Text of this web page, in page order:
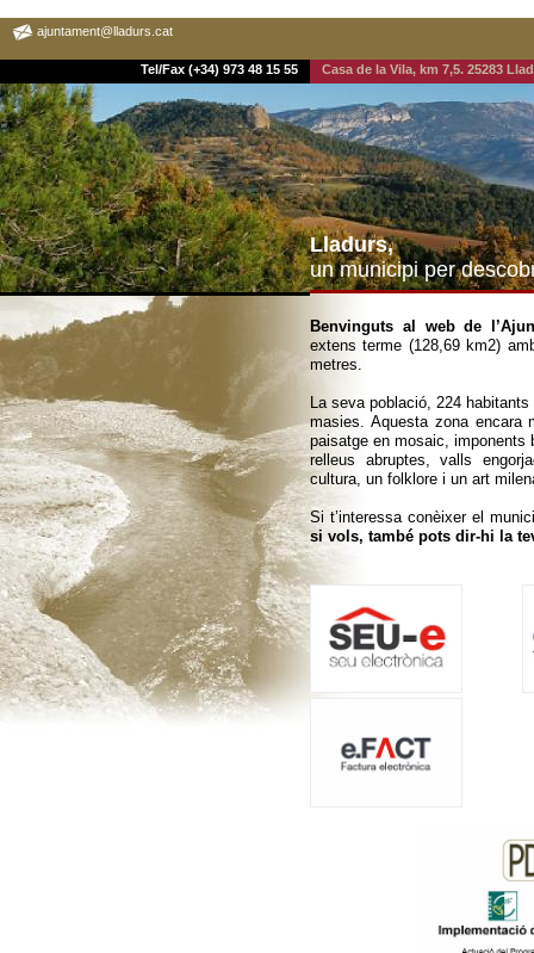
ajuntament@lladurs.cat
Tel/Fax (+34) 973 48 15 55 Casa de la Vila, km 7,5. 25283
Lladurs,
un municipi per
Benvinguts al web de
extens terme (128,69 km2)
metres.
La seva població, 224
masies. Aquesta zona encara
paisatge en mosaic,
relleus abruptes, valls
cultura, un folklore i un art
Si t’interessa conèixer el
si vols, també pots dir-hi la